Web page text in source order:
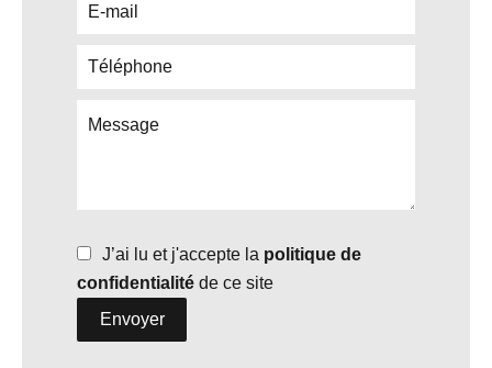
J’ai lu et j'accepte la politique de
confidentialité de ce site
Envoyer